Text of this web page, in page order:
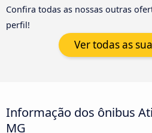
Confira todas as nossas outras
perfil!
Ver todas as
Informação dos ônibus
MG